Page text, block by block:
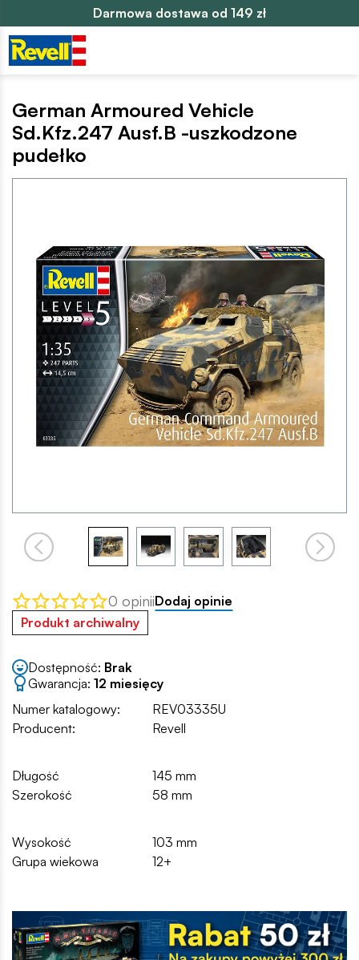
Darmowa dostawa od 149 zł
German Armoured Vehicle
Sd.Kfz.247 Ausf.B -uszkodzone
pudełko
0 opiniiDodaj opinie
Produkt archiwalny
Dostępność: Brak
Gwarancja: 12 miesięcy
Numer katalogowy:
REV03335U
Producent:
Revell
Długość
145 mm
Szerokość
58 mm
Wysokość
103 mm
Grupa wiekowa
12+